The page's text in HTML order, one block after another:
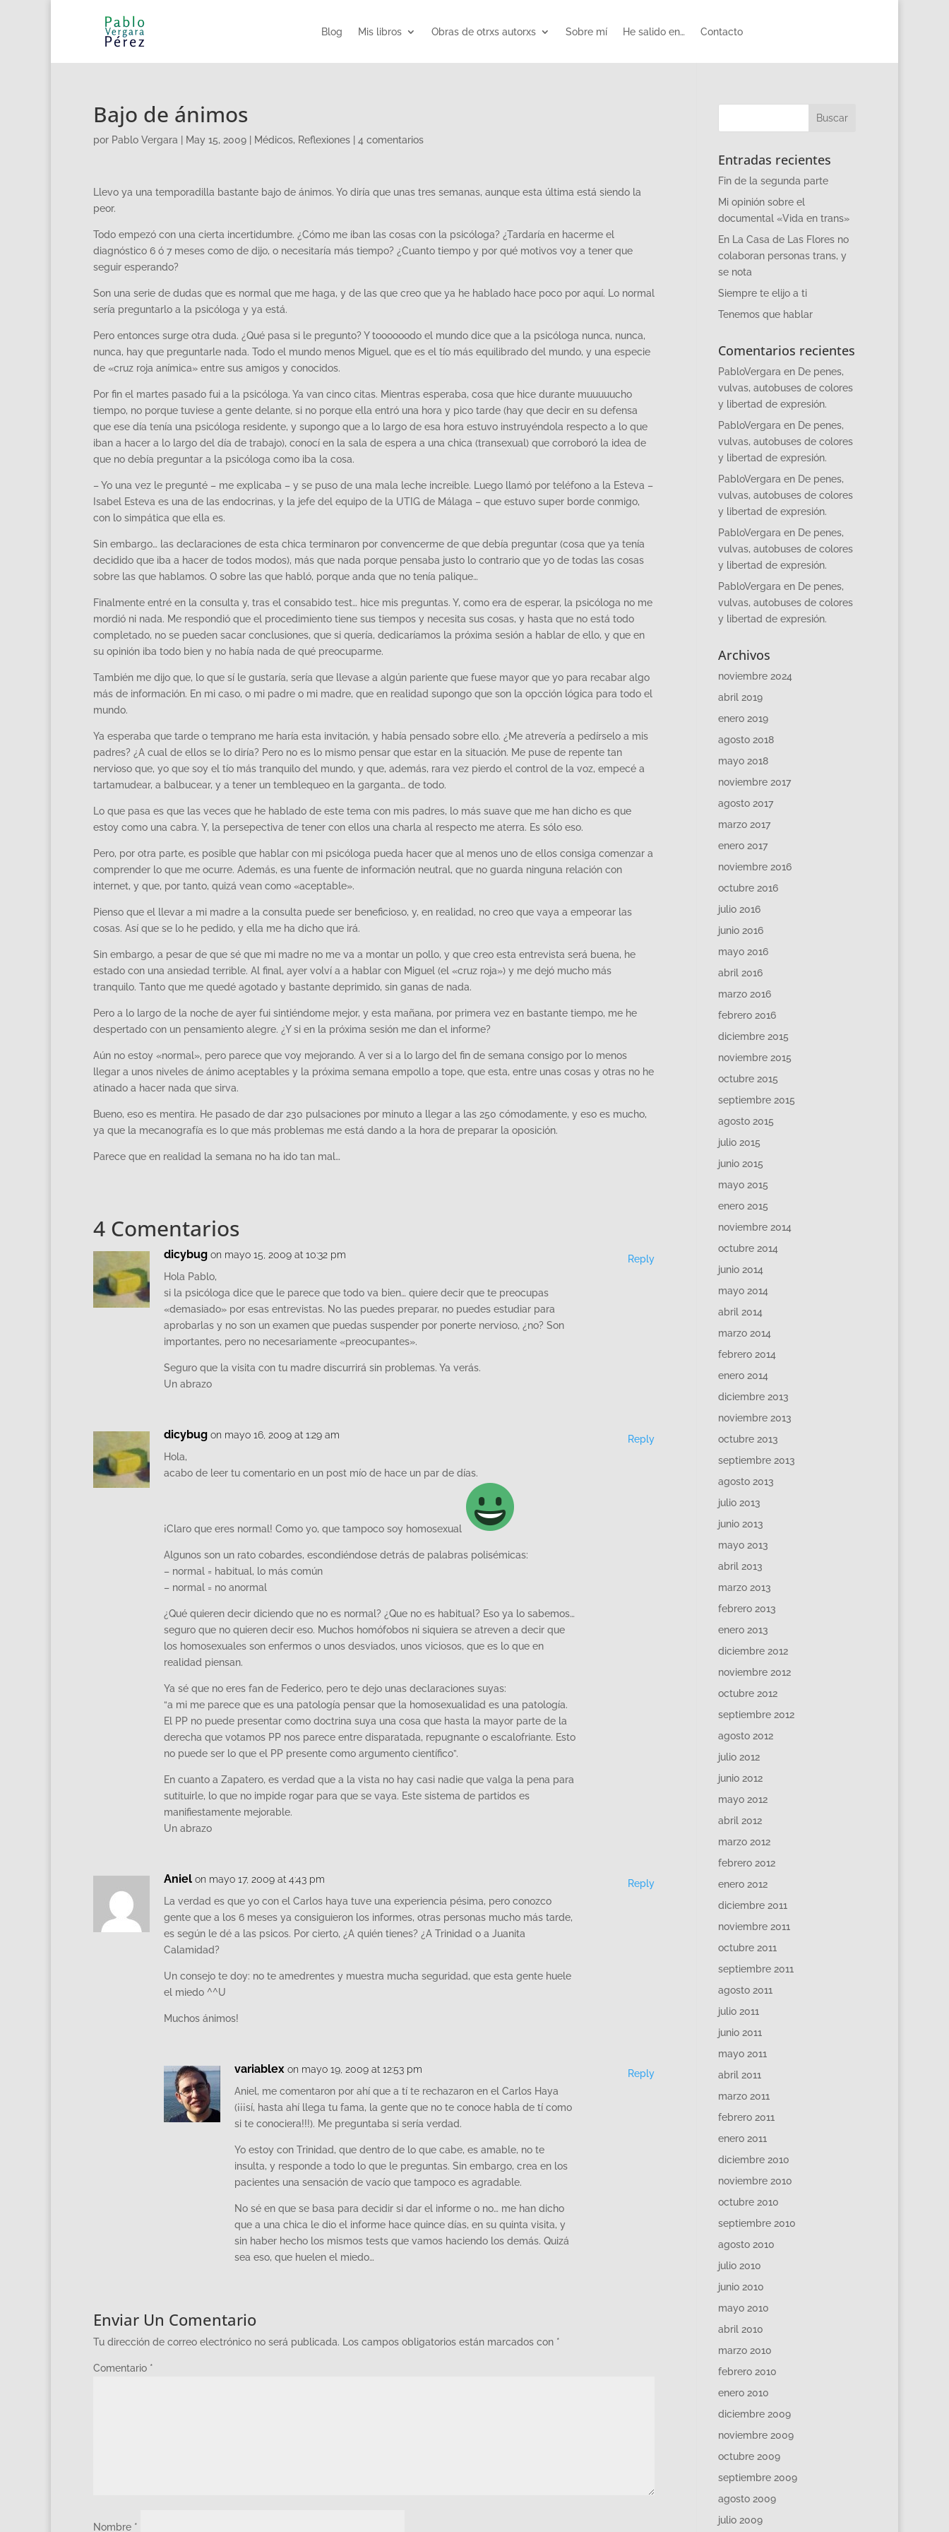
Blog Mis libros Obras de otrxs autorxs Sobre mí He salido en… Contacto
Bajo de ánimos
por Pablo Vergara May 15, 2009 Médicos, Reflexiones 4 comentarios
Llevo ya una temporadilla bastante bajo de ánimos. Yo diría que unas tres semanas, aunque esta última está siendo la
peor.
Todo empezó con una cierta incertidumbre. ¿Cómo me iban las cosas con la psicóloga? ¿Tardaría en hacerme el
diagnóstico 6 ó 7 meses como de dijo, o necesitaría más tiempo? ¿Cuanto tiempo y por qué motivos voy a tener que
seguir esperando?
Son una serie de dudas que es normal que me haga, y de las que creo que ya he hablado hace poco por aquí. Lo normal
sería preguntarlo a la psicóloga y ya está.
Pero entonces surge otra duda. ¿Qué pasa si le pregunto? Y toooooodo el mundo dice que a la psicóloga nunca, nunca,
nunca, hay que preguntarle nada. Todo el mundo menos Miguel, que es el tío más equilibrado del mundo, y una especie
de «cruz roja anímica» entre sus amigos y conocidos.
Por fin el martes pasado fui a la psicóloga. Ya van cinco citas. Mientras esperaba, cosa que hice durante muuuuucho
tiempo, no porque tuviese a gente delante, si no porque ella entró una hora y pico tarde (hay que decir en su defensa
que ese día tenía una psicóloga residente, y supongo que a lo largo de esa hora estuvo instruyéndola respecto a lo que
iban a hacer a lo largo del día de trabajo), conocí en la sala de espera a una chica (transexual) que corroboró la idea de
que no debía preguntar a la psicóloga como iba la cosa.
– Yo una vez le pregunté – me explicaba – y se puso de una mala leche increible. Luego llamó por teléfono a la Esteva –
Isabel Esteva es una de las endocrinas, y la jefe del equipo de la UTIG de Málaga – que estuvo super borde conmigo,
con lo simpática que ella es.
Sin embargo… las declaraciones de esta chica terminaron por convencerme de que debía preguntar (cosa que ya tenía
decidido que iba a hacer de todos modos), más que nada porque pensaba justo lo contrario que yo de todas las cosas
sobre las que hablamos. O sobre las que habló, porque anda que no tenía palique…
Finalmente entré en la consulta y, tras el consabido test… hice mis preguntas. Y, como era de esperar, la psicóloga no me
mordió ni nada. Me respondió que el procedimiento tiene sus tiempos y necesita sus cosas, y hasta que no está todo
completado, no se pueden sacar conclusiones, que si quería, dedicaríamos la próxima sesión a hablar de ello, y que en
su opinión iba todo bien y no había nada de qué preocuparme.
También me dijo que, lo que sí le gustaría, sería que llevase a algún pariente que fuese mayor que yo para recabar algo
más de información. En mi caso, o mi padre o mi madre, que en realidad supongo que son la opcción lógica para todo el
mundo.
Ya esperaba que tarde o temprano me haría esta invitación, y había pensado sobre ello. ¿Me atrevería a pedírselo a mis
padres? ¿A cual de ellos se lo diría? Pero no es lo mismo pensar que estar en la situación. Me puse de repente tan
nervioso que, yo que soy el tío más tranquilo del mundo, y que, además, rara vez pierdo el control de la voz, empecé a
tartamudear, a balbucear, y a tener un temblequeo en la garganta… de todo.
Lo que pasa es que las veces que he hablado de este tema con mis padres, lo más suave que me han dicho es que
estoy como una cabra. Y, la persepectiva de tener con ellos una charla al respecto me aterra. Es sólo eso.
Pero, por otra parte, es posible que hablar con mi psicóloga pueda hacer que al menos uno de ellos consiga comenzar a
comprender lo que me ocurre. Además, es una fuente de información neutral, que no guarda ninguna relación con
internet, y que, por tanto, quizá vean como «aceptable».
Pienso que el llevar a mi madre a la consulta puede ser beneficioso, y, en realidad, no creo que vaya a empeorar las
cosas. Así que se lo he pedido, y ella me ha dicho que irá.
Sin embargo, a pesar de que sé que mi madre no me va a montar un pollo, y que creo esta entrevista será buena, he
estado con una ansiedad terrible. Al final, ayer volví a a hablar con Miguel (el «cruz roja») y me dejó mucho más
tranquilo. Tanto que me quedé agotado y bastante deprimido, sin ganas de nada.
Pero a lo largo de la noche de ayer fui sintiéndome mejor, y esta mañana, por primera vez en bastante tiempo, me he
despertado con un pensamiento alegre. ¿Y si en la próxima sesión me dan el informe?
Aún no estoy «normal», pero parece que voy mejorando. A ver si a lo largo del fin de semana consigo por lo menos
llegar a unos niveles de ánimo aceptables y la próxima semana empollo a tope, que esta, entre unas cosas y otras no he
atinado a hacer nada que sirva.
Bueno, eso es mentira. He pasado de dar 230 pulsaciones por minuto a llegar a las 250 cómodamente, y eso es mucho,
ya que la mecanografía es lo que más problemas me está dando a la hora de preparar la oposición.
Parece que en realidad la semana no ha ido tan mal…
4 Comentarios
dicybug on mayo 15, 2009 at 10:32 pm
Hola Pablo,
si la psicóloga dice que le parece que todo va bien… quiere decir que te preocupas
«demasiado» por esas entrevistas. No las puedes preparar, no puedes estudiar para
aprobarlas y no son un examen que puedas suspender por ponerte nervioso, ¿no? Son
importantes, pero no necesariamente «preocupantes».
Seguro que la visita con tu madre discurrirá sin problemas. Ya verás.
Un abrazo
Reply
dicybug on mayo 16, 2009 at 1:29 am
Hola,
acabo de leer tu comentario en un post mío de hace un par de días.
¡Claro que eres normal! Como yo, que tampoco soy homosexual
Algunos son un rato cobardes, escondiéndose detrás de palabras polisémicas:
– normal = habitual, lo más común
– normal = no anormal
¿Qué quieren decir diciendo que no es normal? ¿Que no es habitual? Eso ya lo sabemos…
seguro que no quieren decir eso. Muchos homófobos ni siquiera se atreven a decir que
los homosexuales son enfermos o unos desviados, unos viciosos, que es lo que en
realidad piensan.
Ya sé que no eres fan de Federico, pero te dejo unas declaraciones suyas:
“a mi me parece que es una patología pensar que la homosexualidad es una patología.
El PP no puede presentar como doctrina suya una cosa que hasta la mayor parte de la
derecha que votamos PP nos parece entre disparatada, repugnante o escalofriante. Esto
no puede ser lo que el PP presente como argumento científico”.
En cuanto a Zapatero, es verdad que a la vista no hay casi nadie que valga la pena para
sutituirle, lo que no impide rogar para que se vaya. Este sistema de partidos es
manifiestamente mejorable.
Un abrazo
Reply
Aniel on mayo 17, 2009 at 4:43 pm
La verdad es que yo con el Carlos haya tuve una experiencia pésima, pero conozco
gente que a los 6 meses ya consiguieron los informes, otras personas mucho más tarde,
es según le dé a las psicos. Por cierto, ¿A quién tienes? ¿A Trinidad o a Juanita
Calamidad?
Un consejo te doy: no te amedrentes y muestra mucha seguridad, que esta gente huele
el miedo ^^U
Muchos ánimos!
Reply
variablex on mayo 19, 2009 at 12:53 pm
Aniel, me comentaron por ahí que a tí te rechazaron en el Carlos Haya
(¡¡¡sí, hasta ahí llega tu fama, la gente que no te conoce habla de tí como
si te conociera!!!). Me preguntaba si sería verdad.
Yo estoy con Trinidad, que dentro de lo que cabe, es amable, no te
insulta, y responde a todo lo que le preguntas. Sin embargo, crea en los
pacientes una sensación de vacío que tampoco es agradable.
No sé en que se basa para decidir si dar el informe o no… me han dicho
que a una chica le dio el informe hace quince días, en su quinta visita, y
sin haber hecho los mismos tests que vamos haciendo los demás. Quizá
sea eso, que huelen el miedo…
Reply
Enviar Un Comentario
Tu dirección de correo electrónico no será publicada. Los campos obligatorios están marcados con *
Comentario *
Nombre *
Entradas recientes
Fin de la segunda parte
Mi opinión sobre el
documental «Vida en trans»
En La Casa de Las Flores no
colaboran personas trans, y
se nota
Siempre te elijo a ti
Tenemos que hablar
Comentarios recientes
PabloVergara en De penes,
vulvas, autobuses de colores
y libertad de expresión.
PabloVergara en De penes,
vulvas, autobuses de colores
y libertad de expresión.
PabloVergara en De penes,
vulvas, autobuses de colores
y libertad de expresión.
PabloVergara en De penes,
vulvas, autobuses de colores
y libertad de expresión.
PabloVergara en De penes,
vulvas, autobuses de colores
y libertad de expresión.
Archivos
noviembre 2024
abril 2019
enero 2019
agosto 2018
mayo 2018
noviembre 2017
agosto 2017
marzo 2017
enero 2017
noviembre 2016
octubre 2016
julio 2016
junio 2016
mayo 2016
abril 2016
marzo 2016
febrero 2016
diciembre 2015
noviembre 2015
octubre 2015
septiembre 2015
agosto 2015
julio 2015
junio 2015
mayo 2015
enero 2015
noviembre 2014
octubre 2014
junio 2014
mayo 2014
abril 2014
marzo 2014
febrero 2014
enero 2014
diciembre 2013
noviembre 2013
octubre 2013
septiembre 2013
agosto 2013
julio 2013
junio 2013
mayo 2013
abril 2013
marzo 2013
febrero 2013
enero 2013
diciembre 2012
noviembre 2012
octubre 2012
septiembre 2012
agosto 2012
julio 2012
junio 2012
mayo 2012
abril 2012
marzo 2012
febrero 2012
enero 2012
diciembre 2011
noviembre 2011
octubre 2011
septiembre 2011
agosto 2011
julio 2011
junio 2011
mayo 2011
abril 2011
marzo 2011
febrero 2011
enero 2011
diciembre 2010
noviembre 2010
octubre 2010
septiembre 2010
agosto 2010
julio 2010
junio 2010
mayo 2010
abril 2010
marzo 2010
febrero 2010
enero 2010
diciembre 2009
noviembre 2009
octubre 2009
septiembre 2009
agosto 2009
julio 2009